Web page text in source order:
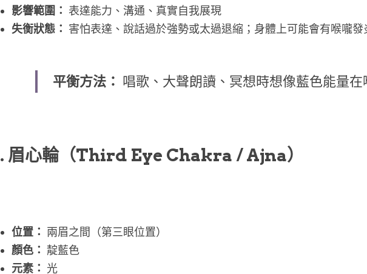
影響範圍： 表達能力、溝通、真實自我展現
失衡狀態： 害怕表達、說話過於強勢或太過退縮；身體上可能會有喉嚨
平衡方法： 唱歌、大聲朗讀、冥想時想像藍色能量在
. 眉心輪（Third Eye Chakra / Ajna）
位置： 兩眉之間（第三眼位置）
顏色： 靛藍色
元素： 光